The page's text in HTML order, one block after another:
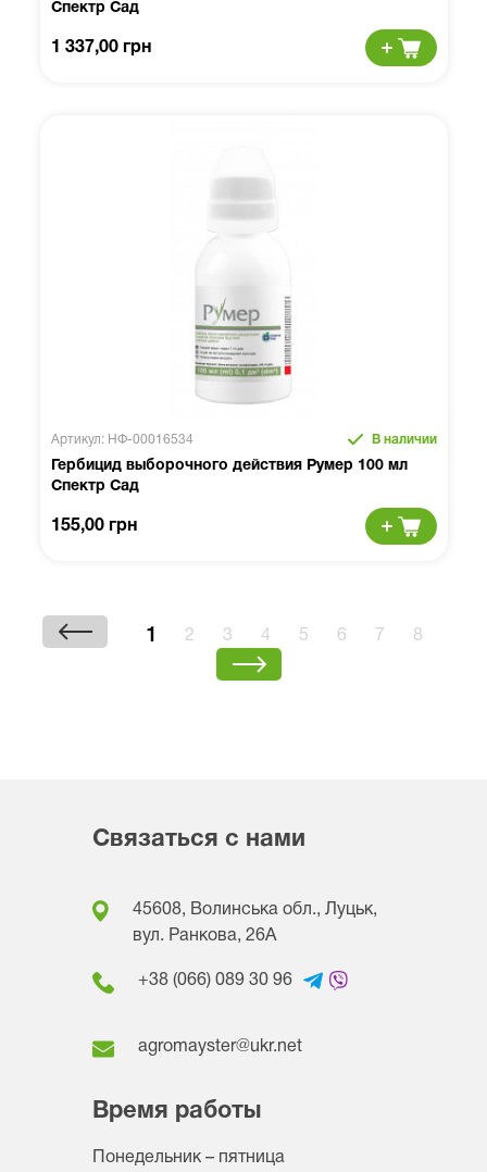
Спектр Сад
1 337,00 грн
Артикул: НФ-00016534 В наличии
Гербицид выборочного действия Румер 100 мл
Спектр Сад
155,00 грн
1 2 3 4 5 6 7 8
Связаться с нами
45608, Волинська обл., Луцьк,
вул. Ранкова, 26A
+38 (066) 089 30 96
agromayster@ukr.net
Время работы
Понедельник – пятница